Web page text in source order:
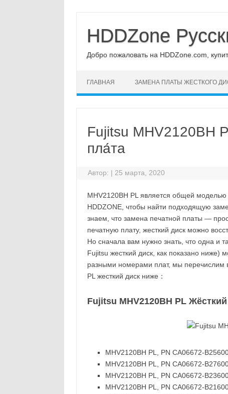
содержимому
HDDZone
Добро пожаловать на HDDZone.com,
ГЛАВНАЯ ЗАМЕНА ПЛАТЫ ЖЕСТКОГО
Fujitsu MHV2120BH
пла́та
Автор: | 25 марта, 2020
MHV2120BH PL является общей
HDDZONE, чтобы найти подходящую
знаем, что замена печатной платы —
печатную плату, жесткий диск можно
Но сначала вам нужно знать, что одна и
Fujitsu жесткий диск, как показано ниже)
разными номерами плат, мы перечислим
PL жесткий диск ниже：
Fujitsu MHV2120BH PL
MHV2120BH PL, PN CA06672-
MHV2120BH PL, PN CA06672-
MHV2120BH PL, PN CA06672-
MHV2120BH PL, PN CA06672-